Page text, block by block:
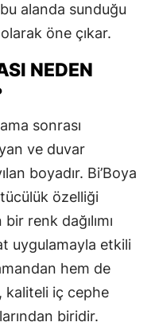
alanda sunduğu
öne çıkar.
NEDEN
sonrası
ve duvar
boyadır. Bi’Boya
özelliği
renk dağılımı
uygulamayla etkili
hem de
kaliteli iç cephe
biridir.